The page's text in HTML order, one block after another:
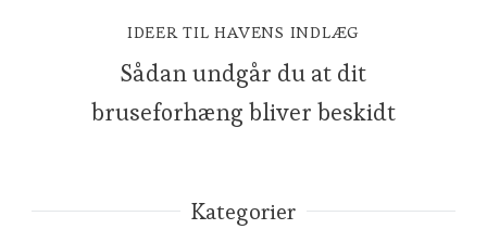
IDEER TIL HAVENS INDLÆG
Sådan undgår du at dit
bruseforhæng bliver beskidt
Kategorier